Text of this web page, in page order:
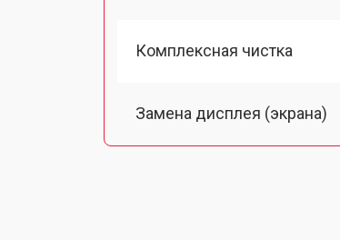
Комплексная чистка
Замена дисплея (экрана)